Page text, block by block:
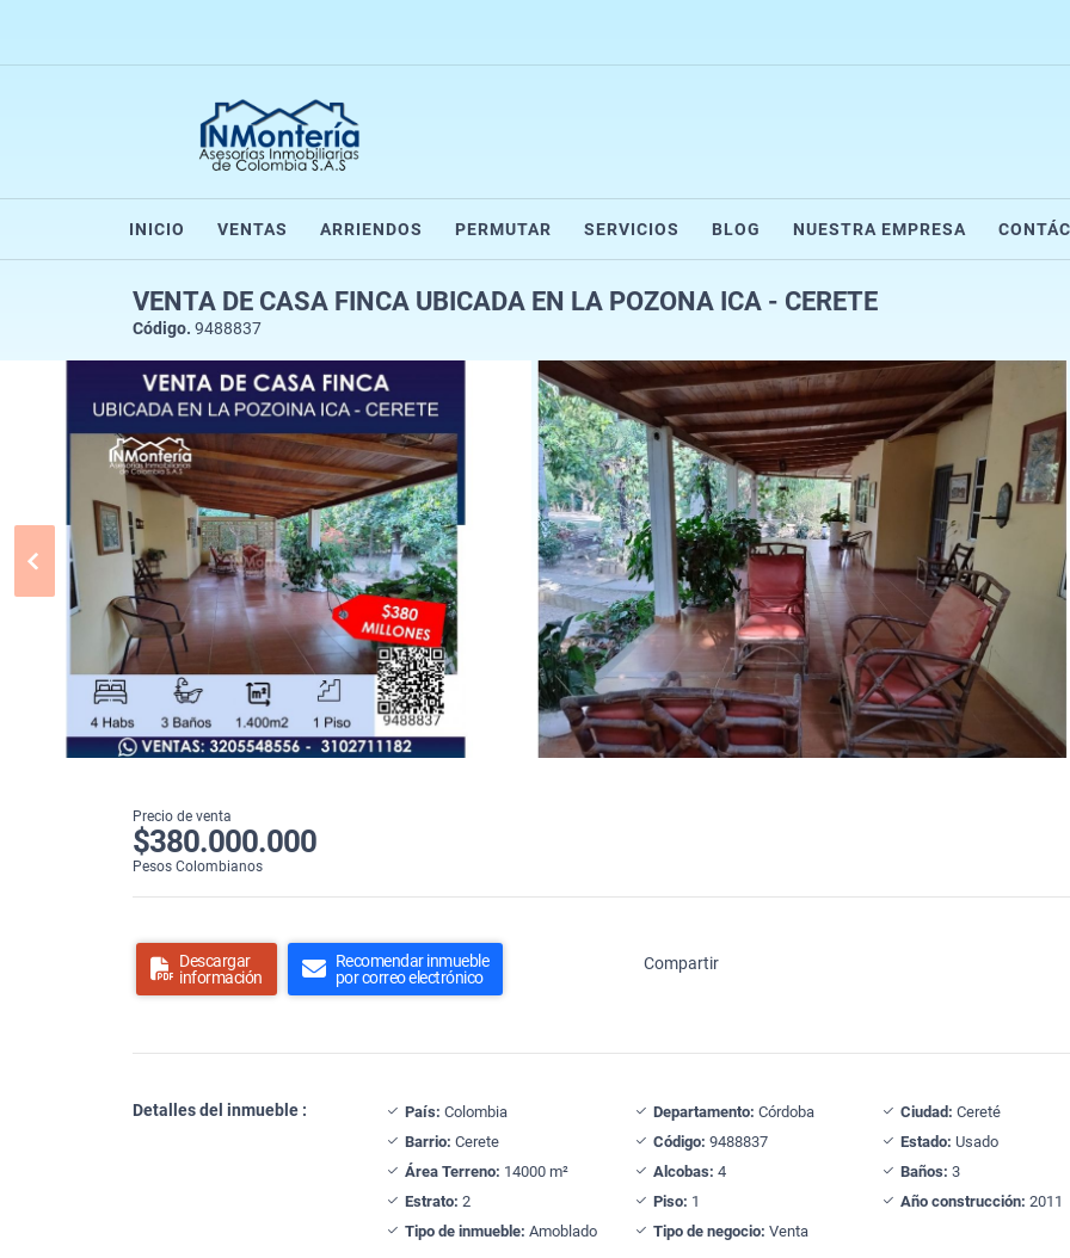
INICIO VENTAS ARRIENDOS PERMUTAR SERVICIOS BLOG NUESTRA EMPRESA
VENTA DE CASA FINCA UBICADA EN LA POZONA ICA - CERETE
Código. 9488837
Precio de venta
$380.000.000
Pesos Colombianos
Descargar
información
Recomendar inmueble
por correo electrónico
Compartir
Detalles del inmueble : País: Colombia Departamento: Córdoba Ciudad: Cereté
Barrio: Cerete Código: 9488837 Estado: Usado
Área Terreno: 14000 m² Alcobas: 4 Baños: 3
Estrato: 2 Piso: 1 Año construcción: 2011
Tipo de inmueble: Amoblado Tipo de negocio: Venta